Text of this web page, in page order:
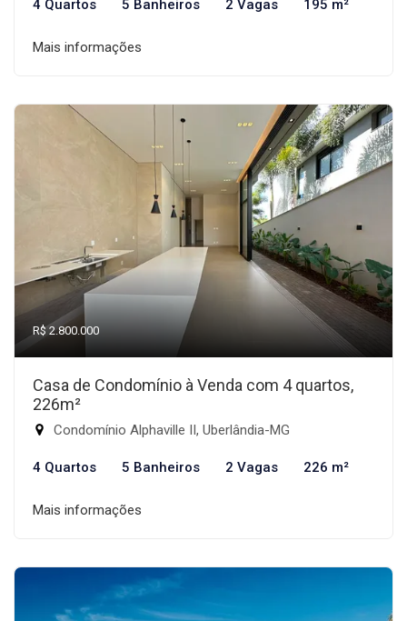
4 Quartos 5 Banheiros 2 Vagas 195 m²
Mais informações
R$ 2.800.000
Casa de Condomínio à Venda com 4 quartos,
226m²
Condomínio Alphaville II, Uberlândia-MG
4 Quartos 5 Banheiros 2 Vagas 226 m²
Mais informações